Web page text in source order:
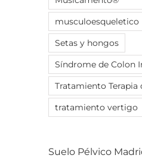
musculoesqueletico
Setas y hongos
Síndrome de Colon
Tratamiento Terapia
tratamiento vertigo
Suelo Pélvico